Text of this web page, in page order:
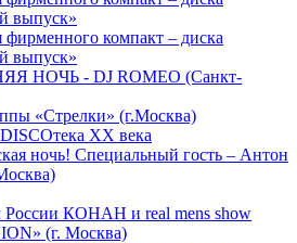
выпуск»
фирменного компакт – диска
выпуск»
НОЧЬ - DJ ROMEO (Санкт-
«Стрелки» (г.Москва)
ХХ века
ночь! Специальный гость – Антон
России КОНАН и real mens show
(г. Москва)